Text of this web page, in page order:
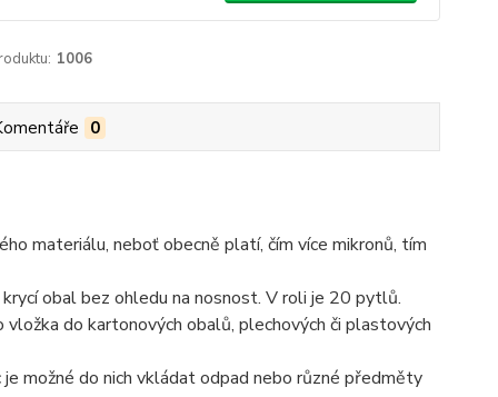
1006
0
materiálu, neboť obecně platí, čím více mikronů, tím
obal bez ohledu na nosnost. V roli je 20 pytlů.
do kartonových obalů, plechových či plastových
možné do nich vkládat odpad nebo různé předměty